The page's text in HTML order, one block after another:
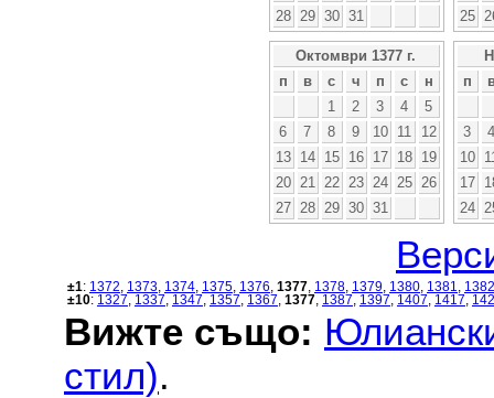
28
29 30 31
25
Октомври 1377 г.
п
в с ч п с
н
1
2 3 4
5
6
7 8 9 10 11
12
13
14 15 16 17 18
19
20
21 22 23 24 25
26
27
28 29 30 31
п
3
4
10
17
24
±1: 1372 1373 1374 1375 1376 1377 1378 1379 1380 1381
1382
±10: 1327 1337 1347 1357 1367 1377 1387 1397 1407 1417
Вижте също:
стил).